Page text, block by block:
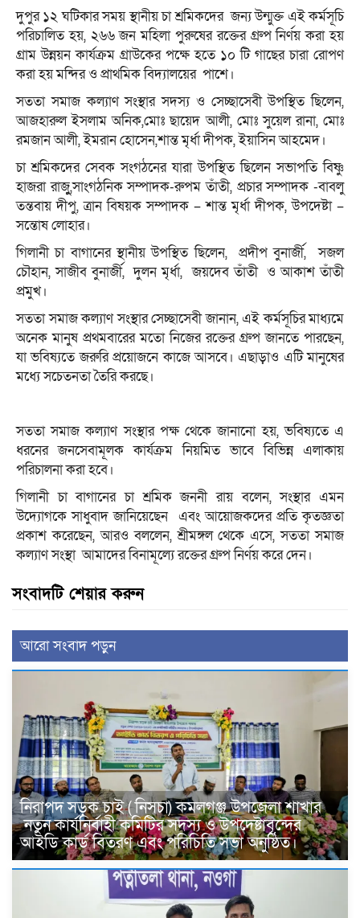
দুপুর ১২ ঘটিকার সময় স্থানীয় চা শ্রমিকদের জন্য উন্মুক্ত এই কর্মসূচি
পরিচালিত হয়, ২৬৬ জন মহিলা পুরুষের রক্তের গ্রুপ নির্ণয় করা হয়
গ্রাম উন্নয়ন কার্যক্রম গ্রাউকের পক্ষে হতে ১০ টি গাছের চারা রোপণ
করা হয় মন্দির ও প্রাথমিক বিদ্যালয়ের পাশে।
সততা সমাজ কল্যাণ সংস্থার সদস্য ও সেচ্ছাসেবী উপস্থিত ছিলেন,
আজহারুল ইসলাম অনিক,মোঃ ছায়েদ আলী, মোঃ সুয়েল রানা, মোঃ
রমজান আলী, ইমরান হোসেন,শান্ত মৃর্ধা দীপক, ইয়াসিন আহমেদ।
চা শ্রমিকদের সেবক সংগঠনের যারা উপস্থিত ছিলেন সভাপতি বিষ্ণু
হাজরা রাজুু,সাংগঠনিক সম্পাদক-রুপম তাঁতী, প্রচার সম্পাদক -বাবলু
তন্তবায় দীপু, ত্রান বিষয়ক সম্পাদক – শান্ত মৃর্ধা দীপক, উপদেষ্টা –
সন্তোষ লোহার।
গিলানী চা বাগানের স্থানীয় উপস্থিত ছিলেন, প্রদীপ বুনার্জী, সজল
চৌহান, সাজীব বুনার্জী, দুলন মৃর্ধা, জয়দেব তাঁতী ও আকাশ তাঁতী
প্রমুখ।
সততা সমাজ কল্যাণ সংস্থার সেচ্ছাসেবী জানান, এই কর্মসূচির মাধ্যমে
অনেক মানুষ প্রথমবারের মতো নিজের রক্তের গ্রুপ জানতে পারছেন,
যা ভবিষ্যতে জরুরি প্রয়োজনে কাজে আসবে। এছাড়াও এটি মানুষের
মধ্যে সচেতনতা তৈরি করছে।
সততা সমাজ কল্যাণ সংস্থার পক্ষ থেকে জানানো হয়, ভবিষ্যতে এ
ধরনের জনসেবামূলক কার্যক্রম নিয়মিত ভাবে বিভিন্ন এলাকায়
পরিচালনা করা হবে।
গিলানী চা বাগানের চা শ্রমিক জননী রায় বলেন, সংস্থার এমন
উদ্যোগকে সাধুবাদ জানিয়েছেন এবং আয়োজকদের প্রতি কৃতজ্ঞতা
প্রকাশ করেছেন, আরও বললেন, শ্রীমঙ্গল থেকে এসে, সততা সমাজ
কল্যাণ সংস্থা আমাদের বিনামূল্যে রক্তের গ্রুপ নির্ণয় করে দেন।
সংবাদটি শেয়ার করুন
আরো সংবাদ পড়ুন
নিরাপদ সড়ক চাই ( নিসচা) কমলগঞ্জ উপজেলা শাখার
নতুন কার্যনির্বাহী কমিটির সদস্য ও উপদেষ্টাবৃন্দের
আইডি কার্ড বিতরণ এবং পরিচিতি সভা অনুষ্ঠিত।